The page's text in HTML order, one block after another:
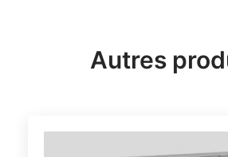
Autres